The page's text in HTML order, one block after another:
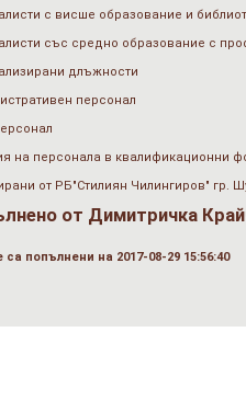
с висше образование и
със средно образование с
длъжности
персонал
на персонала в квалификационни
от РБ"Стилиян Чилингиров" гр.
от Димитричка
попълнени на 2017-08-29 15:56:40